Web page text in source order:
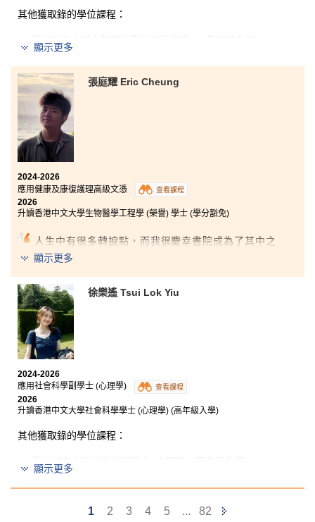
理行業、服務社會的志向。
其他獲取錄的學位課程：
香港教育大學心理學榮譽社會科學學士 (高年級入學)
嶺南大學社會科學 (榮譽) 學士 - 心理學
書院學習氛圍良好、師資優良，而且發展機會豐富，是
理想的學習平台。我在書院結識不少好友，求學路上互
相鼓勵、一同進步。十分感謝講師的悉心指導，亦感恩
書院提供多元平台供我學習，拓闊我的眼界。
顯示更多
張庭耀 Eric Cheung
2024-2026
應用健康及康復護理高級文憑
查看課程
2026
升讀香港中文大學生物醫學工程學 (榮譽) 學士 (學分豁免)
人生中有很多轉捩點，而我很慶幸書院成為了其中之
一，因為它讓我重新點燃對求學的信心與熱情。
我衷心感謝書院提供優質的學習資源，不但豐富了我的
學習體驗，亦為我日後的學術道路打下了扎實的基礎。
在書院學習的這兩年間，課程不僅鞏固了我的醫療知
識，每一次的課外經歷，更教會了我堅韌、同理心，以
及專注追求目標的重要性。書院講師們不但傳授基礎的
醫學知識，亦提供寶貴的實際操作機會，讓我能夠在臨
床實習中學以致用。課程又拓闊了我的眼界，讓我有機
會與有復康需要的人士交流，了解當前的醫療需求，並
學習不同復康設備的應用。此外，我亦參加了學生發展
資源中心舉辦的課外活動，與其他學科的同學交流想
法。每一次全新的體驗，都發掘了另一面的自己。
最後，我想衷心感謝每一位講師一直以來的指導與支
讓我能夠在每一次挑戰中成長並有所收穫。展望未來，
顯示更多
徐樂遙 Tsui Lok Yiu
2024-2026
應用社會科學副學士 (心理學)
查看課程
2026
升讀香港中文大學社會科學學士 (心理學) (高年級入學)
其他獲取錄的學位課程：
香港城市大學社會科學學士 (心理學) (高年級入學)
顯示更多
1 2 3 4 5 ... 82